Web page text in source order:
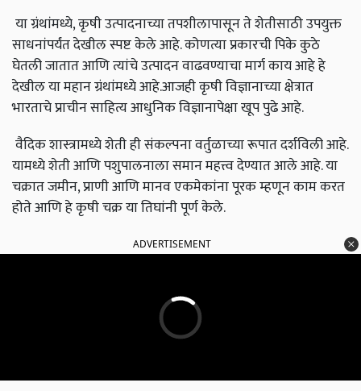
या ग्रंथांमध्ये, कृषी उत्पादनाच्या तपशीलापासून ते शेतीसाठी उपयुक्त
साधनांपर्यंत देखील स्पष्ट केले आहे. कोणत्या प्रकारची पिके कुठे
घेतली जातात आणि त्यांचे उत्पादन वाढवण्याचा मार्ग काय आहे हे
देखील या महान ग्रंथांमध्ये आहे.आजही कृषी विज्ञानाच्या क्षेत्रात
भारताचे प्राचीन साहित्य आधुनिक विज्ञानापेक्षा खूप पुढे आहे.
वैदिक शास्त्रामध्ये शेती ही संकल्पना वर्तुळाच्या रूपात दर्शविली आहे.
यामध्ये शेती आणि पशुपालनाला समान महत्त्व देण्यात आले आहे. या
चक्रात जमीन, प्राणी आणि मानव एकमेकांना पूरक म्हणून काम करत
होते आणि हे कृषी चक्र या तिघांनी पूर्ण केले.
ADVERTISEMENT